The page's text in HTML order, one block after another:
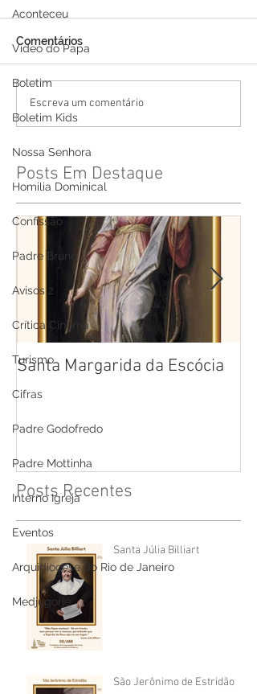
Aconteceu
Video do Papa
Boletim
Boletim Kids
Nossa Senhora
Homilia Dominical
Confissão
Padre Bruno
Avisos 2
Crítica Cinema
Turismo
Cifras
Padre Godofredo
Padre Mottinha
Interno Igreja
Eventos
Arquidiocese do Rio de Janeiro
Medjugorje
Comentários
Escreva um comentário
Posts Em Destaque
Santa Margarida da Escócia
Posts Recentes
Santa Júlia Billiart
São Jerônimo de Estridão